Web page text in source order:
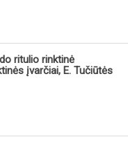
ritulio rinktinė
įvarčiai, E. Tučiūtės